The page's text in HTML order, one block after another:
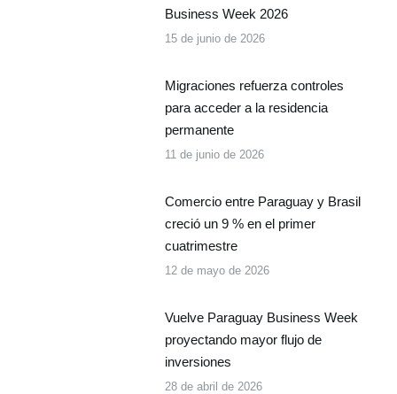
Business Week 2026
15 de junio de 2026
Migraciones refuerza controles
para acceder a la residencia
permanente
11 de junio de 2026
Comercio entre Paraguay y Brasil
creció un 9 % en el primer
cuatrimestre
12 de mayo de 2026
Vuelve Paraguay Business Week
proyectando mayor flujo de
inversiones
28 de abril de 2026